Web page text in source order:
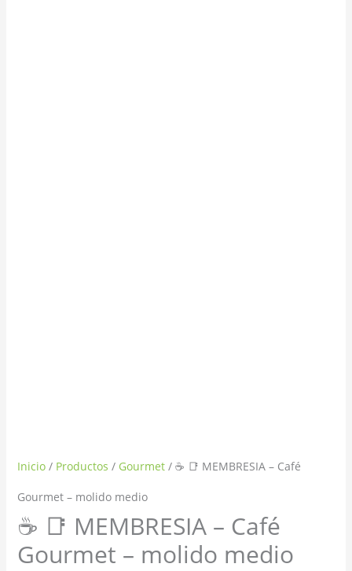
Inicio/ Productos / Gourmet/ ☕ 📑 MEMBRESIA – Café
Gourmet – molido medio
☕ 📑 MEMBRESIA – Café
Gourmet – molido medio